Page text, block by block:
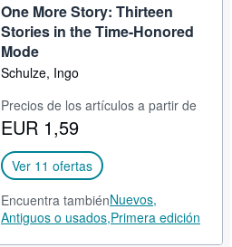
One More Story: Thirteen
Stories in the Time-Honored
Mode
Schulze, Ingo
Precios de los artículos a partir de
EUR 1,59
Ver 11 ofertas
Encuentra tambiénNuevos,
Antiguos o usados,Primera edición